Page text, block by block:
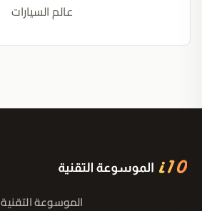
عالم السيارات
الموسوعة التقنية